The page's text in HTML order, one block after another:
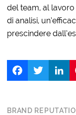
del team, al
di analisi,
prescindere
BRAND